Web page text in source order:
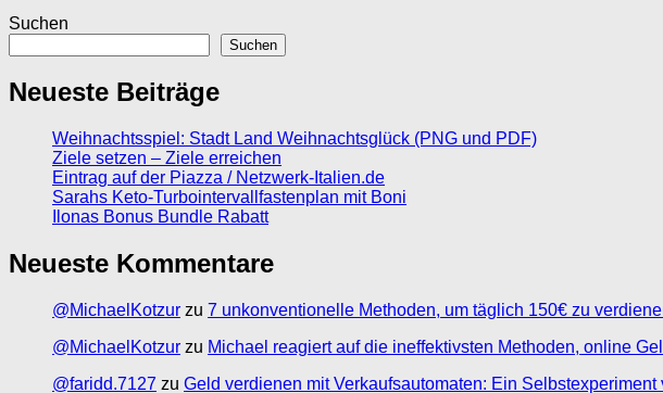
Suchen
Suchen
Neueste Beiträge
Weihnachtsspiel: Stadt Land Weihnachtsglück (PNG und PDF)
Ziele setzen – Ziele erreichen
Eintrag auf der Piazza / Netzwerk-Italien.de
Sarahs Keto-Turbointervallfastenplan mit Boni
Ilonas Bonus Bundle Rabatt
Neueste Kommentare
@MichaelKotzur zu 7 unkonventionelle Methoden, um täglich 150€ zu
@MichaelKotzur zu Michael reagiert auf die ineffektivsten Methoden, online
@faridd.7127 zu Geld verdienen mit Verkaufsautomaten: Ein